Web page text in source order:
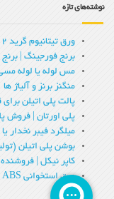
نوشته‌های تازه
ورق تیتانیوم گرید 2 و گرید 5
برنج فورجینگ |
مس لوله یا لوله
منگنز برنز و آلیاژ ها
پالت پلی اتیلن
پلی اورتان | فروش
میلگرد فیبر نخدار
بوشن پلی اتیلن
کاپر نیکل | فروشنده
ورق استخوانی ABS | استخوانی ورق